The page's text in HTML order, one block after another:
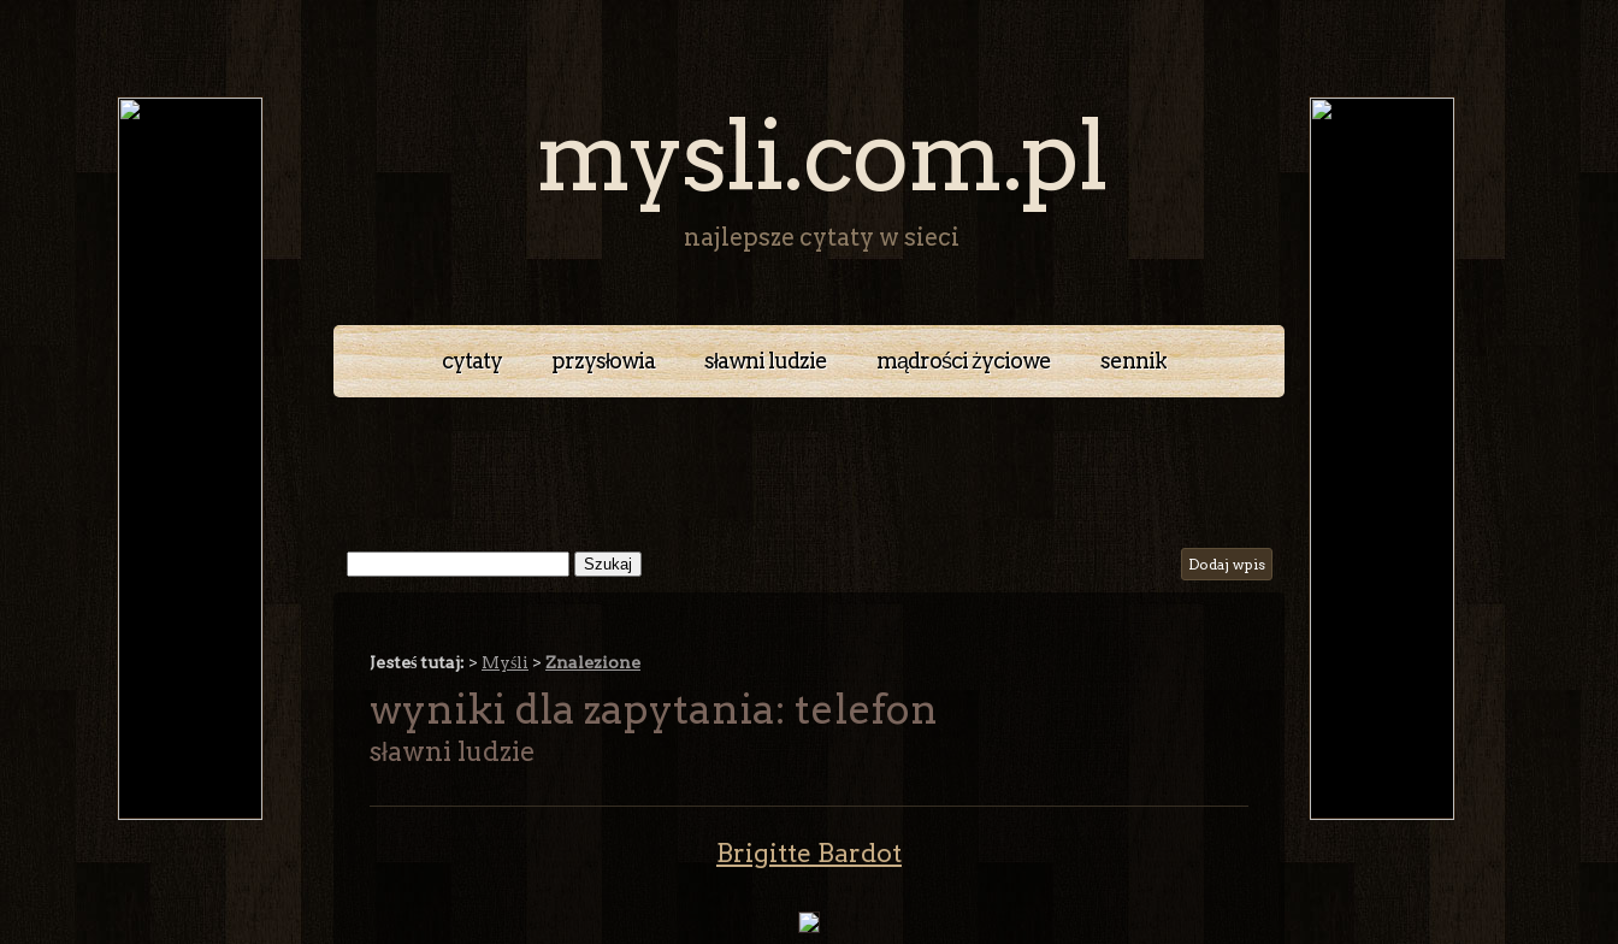
mysli.com.pl
najlepsze cytaty w sieci
cytaty przysłowia sławni ludzie mądrości życiowe sennik
Dodaj wpis
Jesteś tutaj: > Myśli > Znalezione
wyniki dla zapytania: telefon
sławni ludzie
Brigitte Bardot